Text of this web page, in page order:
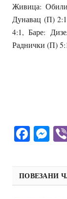
Живица:
Дунавац (П)
4:1, Баре:
Раднички (П)
ПОВЕЗАНИ